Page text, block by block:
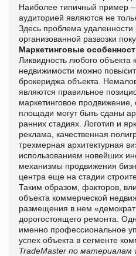
Наиболее типичный пример
аудиторией являются не
Здесь проблема удаленности
организованной развозки
Маркетинговые
Ликвидность любого объекта
недвижимости можно
брокериджа объекта.
являются правильное
маркетинговое
площади могут быть сданы
ранних стадиях. Логотип и
реклама, качественная
трехмерная архитектурная
использованием новейших
механизмы продвижения
центра еще на стадии
Таким образом, факторов,
объекта коммерческой
размещения в нем
дорогостоящего ремонта.
именно профессиональное
успех объекта в сегменте
TradeMaster по материалам